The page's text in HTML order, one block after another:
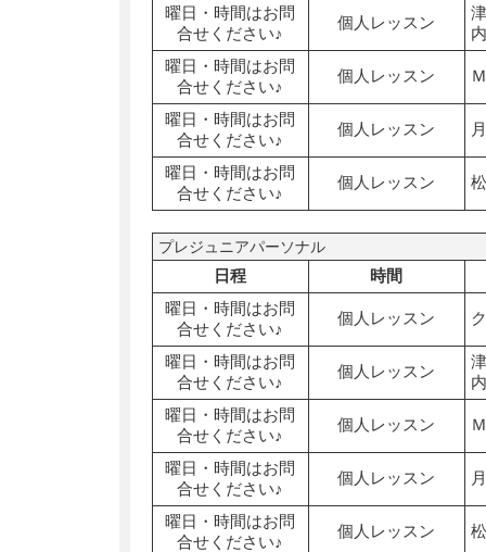
曜日・時間はお問
合せください♪
個人レッスン
曜日・時間はお問
合せください♪
個人レッスン
曜日・時間はお問
合せください♪
個人レッスン
曜日・時間はお問
合せください♪
個人レッスン
プレジュニアパーソナル
日程
時間
曜日・時間はお問
合せください♪
個人レッスン
曜日・時間はお問
合せください♪
個人レッスン
曜日・時間はお問
合せください♪
個人レッスン
曜日・時間はお問
合せください♪
個人レッスン
曜日・時間はお問
合せください♪
個人レッスン